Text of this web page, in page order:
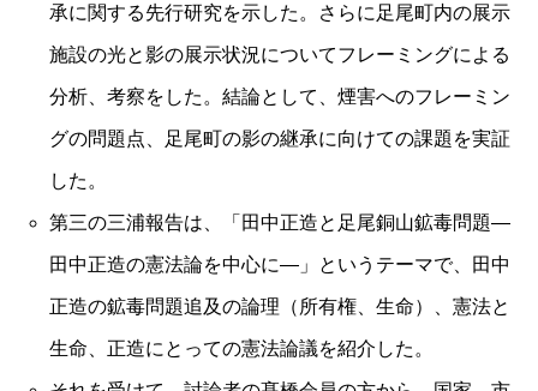
承に関する先行研究を示した。さらに足尾町内の展示
施設の光と影の展示状況についてフレーミングによる
分析、考察をした。結論として、煙害へのフレーミン
グの問題点、足尾町の影の継承に向けての課題を実証
した。
第三の三浦報告は、「田中正造と足尾銅山鉱毒問題―
田中正造の憲法論を中心に―」というテーマで、田中
正造の鉱毒問題追及の論理（所有権、生命）、憲法と
生命、正造にとっての憲法論議を紹介した。